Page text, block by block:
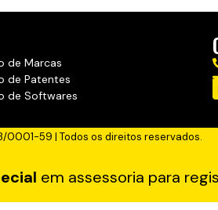
de Marcas
de Patentes
de Softwares
0001-59 | Todos os direitos reservados.
em assessoria para